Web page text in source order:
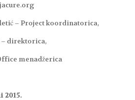
– Project koordinatorica,
– direktorica,
menadžerica
2015.